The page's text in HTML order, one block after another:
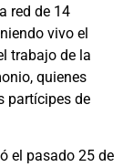
red de 14
vivo el
trabajo de la
quienes
partícipes de
el pasado 25 de